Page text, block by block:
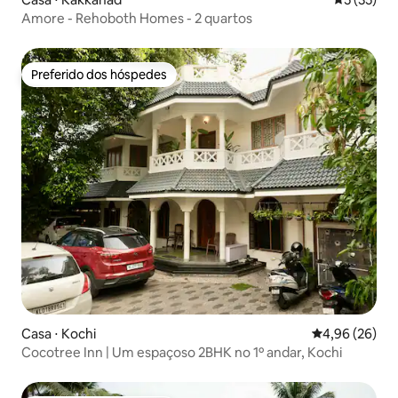
Amore - Rehoboth Homes - 2 quartos
Preferido dos hóspedes
Preferido dos hóspedes
Casa ⋅ Kochi 4,96 de uma
4,96 (26)
Cocotree Inn | Um espaçoso 2BHK no 1º andar, Kochi